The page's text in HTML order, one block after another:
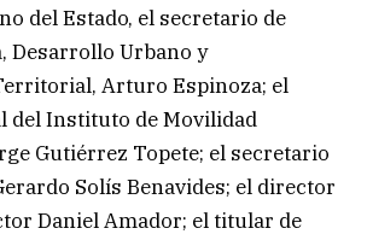
del Estado, el secretario de
Urbano y
Arturo Espinoza; el
del Instituto de Movilidad
Gutiérrez Topete; el secretario
Solís Benavides; el director
Daniel Amador; el titular de